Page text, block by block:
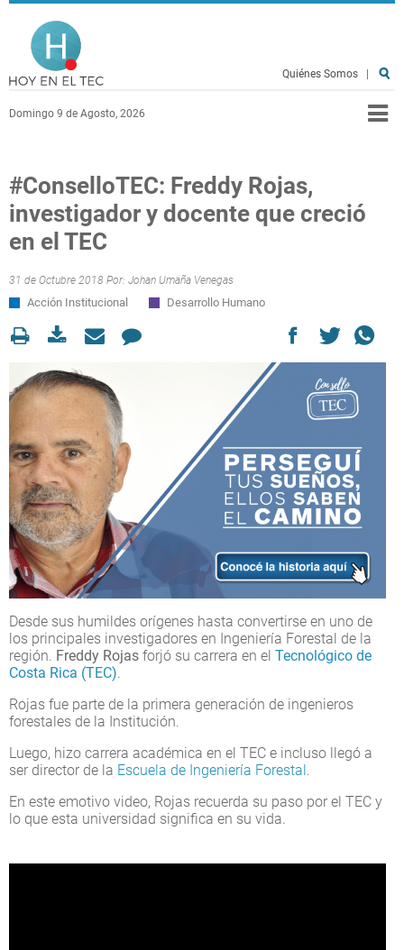
Pasar al contenido principal
Domingo 9 de Agosto, 2026
Quiénes Somos
#ConselloTEC: Freddy Rojas,
investigador y docente que creció
en el TEC
31 de Octubre 2018 Por: Johan Umaña Venegas
Acción Institucional Desarrollo Humano
Desde sus humildes orígenes hasta convertirse en uno de
los principales investigadores en Ingeniería Forestal de la
región. Freddy Rojas forjó su carrera en el Tecnológico de
Costa Rica (TEC).
Rojas fue parte de la primera generación de ingenieros
forestales de la Institución.
Luego, hizo carrera académica en el TEC e incluso llegó a
ser director de la Escuela de Ingeniería Forestal.
En este emotivo video, Rojas recuerda su paso por el TEC y
lo que esta universidad significa en su vida.